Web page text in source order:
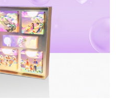
mã voucher để đổi hộp
thanh toán phí vận
đơn vị vận chuyển
hàng đổi quà trực
nhiều e-Voucher/e-